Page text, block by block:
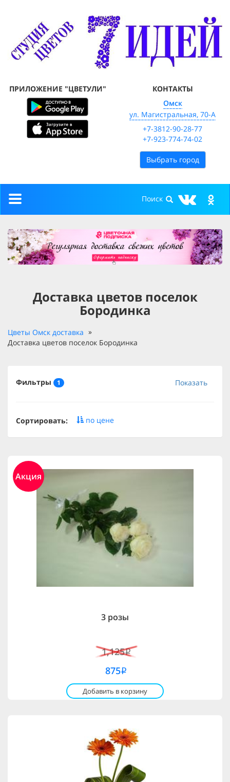
ПРИЛОЖЕНИЕ "ЦВЕТУЛИ"
КОНТАКТЫ
Омск
ул. Магистральная, 70-А
+7-3812-90-28-77
+7-923-774-74-02
Выбрать город
Toggle
Доставка цветов поселок
Бородинка
Цветы Омск доставка
Доставка цветов поселок Бородинка
Фильтры 1 Показать
Сортировать: по цене
Акция
3 розы
1,125i
875i
Добавить в корзину